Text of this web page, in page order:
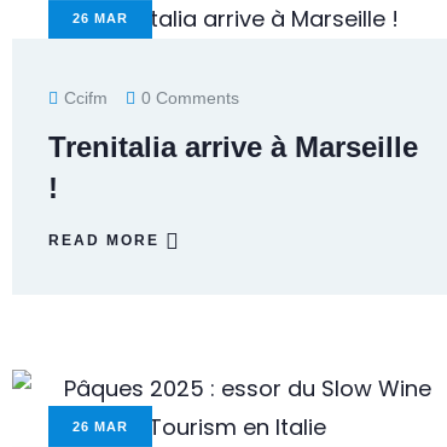
26 MAR
Ccifm 0 Comments
Trenitalia arrive à Marseille
!
READ MORE
26 MAR